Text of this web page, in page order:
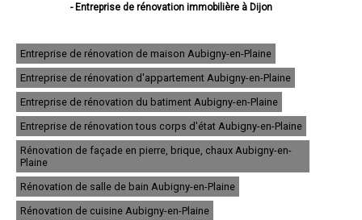
- Entreprise de rénovation immobilière à Dijon
- Entreprise de rénovation immobilière à Talant
- Entreprise de rénovation immobilière à Chevigny-Saint-Sauveur
- Entreprise de rénovation immobilière à Quetigny
- Entreprise de rénovation immobilière à Longvic
- Entreprise de rénovation immobilière à Fontaine-lès-Dijon
- Entreprise de rénovation immobilière à Auxonne
- Entreprise de rénovation immobilière à Saint-Apollinaire
- Entreprise de rénovation immobilière à Châtillon-sur-Seine
- Entreprise de rénovation immobilière à Nuits-Saint-Georges
- Entreprise de rénovation immobilière à Genlis
- Entreprise de rénovation immobilière à Marsannay-la-Côte
Entreprise de rénovation de maison Aubigny-en-Plaine
Entreprise de rénovation d'appartement Aubigny-en-Plaine
Entreprise de rénovation du batiment Aubigny-en-Plaine
Entreprise de rénovation tous corps d'état Aubigny-en-Plaine
Rénovation de façade en pierre, brique, chaux Aubigny-en-
Plaine
Rénovation de salle de bain Aubigny-en-Plaine
Rénovation de cuisine Aubigny-en-Plaine